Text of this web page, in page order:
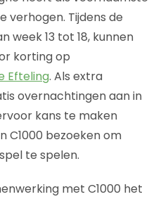
verhogen. Tijdens de
week 13 tot 18, kunnen
korting op
Efteling. Als extra
overnachtingen aan in
kans te maken
C1000 bezoeken om
spel te spelen.
met C1000 het